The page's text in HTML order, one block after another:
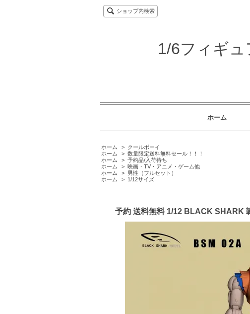
ショップ内検索
1/6フィギ
ホーム
ホーム > クールボーイ
ホーム
> 数量限定送料無料セール！！！
ホーム
> 予約品/入荷待ち
ホーム
> 映画・TV・アニメ・ゲーム他
ホーム
> 男性（フルセット）
ホーム
> 1/12サイズ
予約 送料無料 1/12 BLACK SHARK